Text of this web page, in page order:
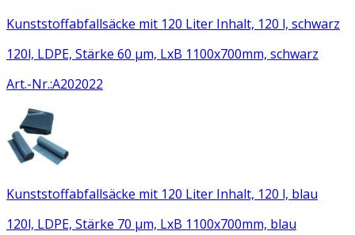
Kunststoffabfallsäcke mit 120 Liter Inhalt, 120 l, schwarz
120l, LDPE, Stärke 60 µm, LxB 1100x700mm, schwarz
Art.-Nr.:A202022
Kunststoffabfallsäcke mit 120 Liter Inhalt, 120 l, blau
120l, LDPE, Stärke 70 µm, LxB 1100x700mm, blau